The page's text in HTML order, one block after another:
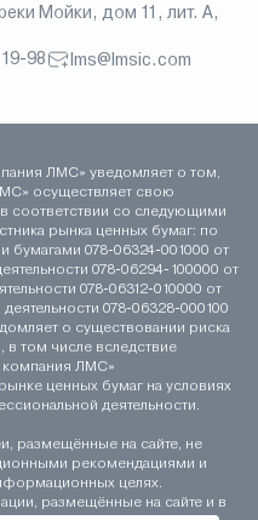
Мойки, дом 11, лит. А,
98
lms@lmsic.com
ЛМС» уведомляет о том,
осуществляет свою
соответствии со следующими
рынка ценных бумаг: по
бумагами 078-06324-001000 от
078-06294-100000 от
078-06312-010000 от
078-06328-000100
о существовании риска
в том числе вследствие
компания ЛМС»
ценных бумаг на условиях
деятельности.
размещённые на сайте, не
рекомендациями и
целях.
размещённые на сайте и в